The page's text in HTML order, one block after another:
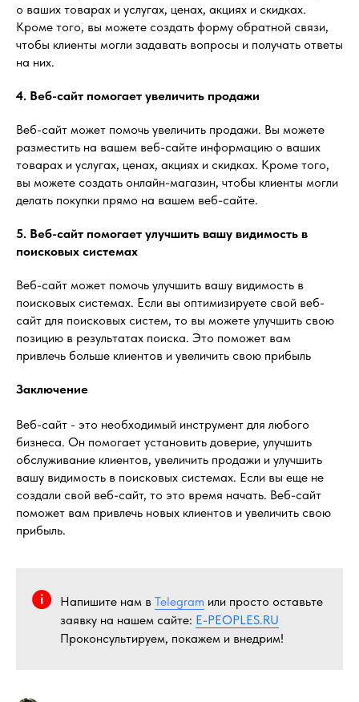
о ваших товарах и услугах, ценах, акциях и скидках.
Кроме того, вы можете создать форму обратной связи,
чтобы клиенты могли задавать вопросы и получать ответы
на них.
4. Веб-сайт помогает увеличить продажи
Веб-сайт может помочь увеличить продажи. Вы можете
разместить на вашем веб-сайте информацию о ваших
товарах и услугах, ценах, акциях и скидках. Кроме того,
вы можете создать онлайн-магазин, чтобы клиенты могли
делать покупки прямо на вашем веб-сайте.
5. Веб-сайт помогает улучшить вашу видимость в
поисковых системах
Веб-сайт может помочь улучшить вашу видимость в
поисковых системах. Если вы оптимизируете свой веб-
сайт для поисковых систем, то вы можете улучшить свою
позицию в результатах поиска. Это поможет вам
привлечь больше клиентов и увеличить свою прибыль
Заключение
Веб-сайт - это необходимый инструмент для любого
бизнеса. Он помогает установить доверие, улучшить
обслуживание клиентов, увеличить продажи и улучшить
вашу видимость в поисковых системах. Если вы еще не
создали свой веб-сайт, то это время начать. Веб-сайт
поможет вам привлечь новых клиентов и увеличить свою
прибыль.
Напишите нам в Telegram или просто оставьте
заявку на нашем сайте: E-PEOPLES.RU
Проконсультируем, покажем и внедрим!